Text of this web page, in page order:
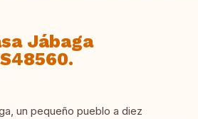
Jábaga
un pequeño pueblo a diez